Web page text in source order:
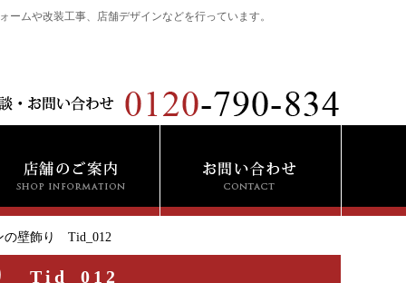
ムや改装工事、店舗デザインなどを行っています。
の壁飾り Tid_012
Tid_012